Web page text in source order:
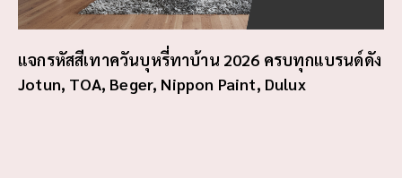
แจกรหัสสีเทาควันบุหรี่ทาบ้าน 2026 ครบทุกแบรนด์ดัง
Jotun, TOA, Beger, Nippon Paint, Dulux